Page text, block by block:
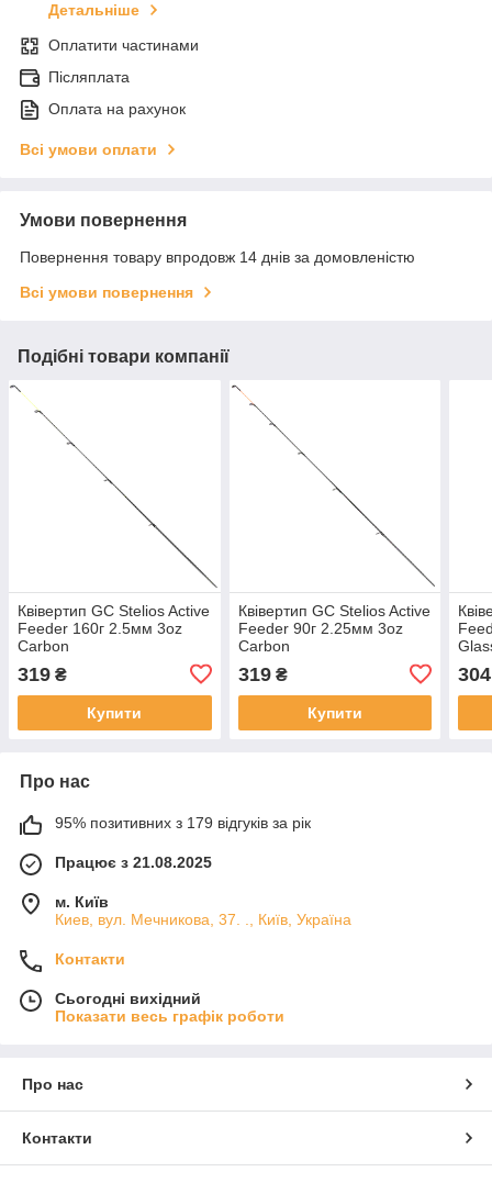
Детальніше
Оплатити частинами
Післяплата
Оплата на рахунок
Всі умови оплати
Умови повернення
Повернення товару впродовж 14 днів за домовленістю
Всі умови повернення
Подібні товари компанії
Квівертип GC Stelios Active
Feeder 160г 2.5мм 3oz
Carbon
319 ₴
Купити
Квівертип GC Stelios Active
Feeder 90г 2.25мм 3oz
Carbon
319₴
Купити
304
Про нас
95% позитивних з 179 відгуків за рік
Працює з 21.08.2025
м. Київ
Киев, вул. Мечникова, 37. ., Київ, Україна
Контакти
Сьогодні вихідний
Показати весь графік роботи
Про нас
Контакти